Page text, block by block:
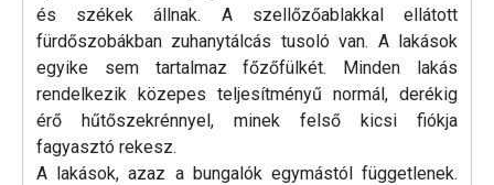
és székek állnak. A szellőzőablakkal ellátott
fürdőszobákban zuhanytálcás tusoló van. A lakások
egyike sem tartalmaz főzőfülkét. Minden lakás
rendelkezik közepes teljesítményű normál, derékig
érő hűtőszekrénnyel, minek felső kicsi fiókja
fagyasztó rekesz.
A lakások, azaz a bungalók egymástól függetlenek.